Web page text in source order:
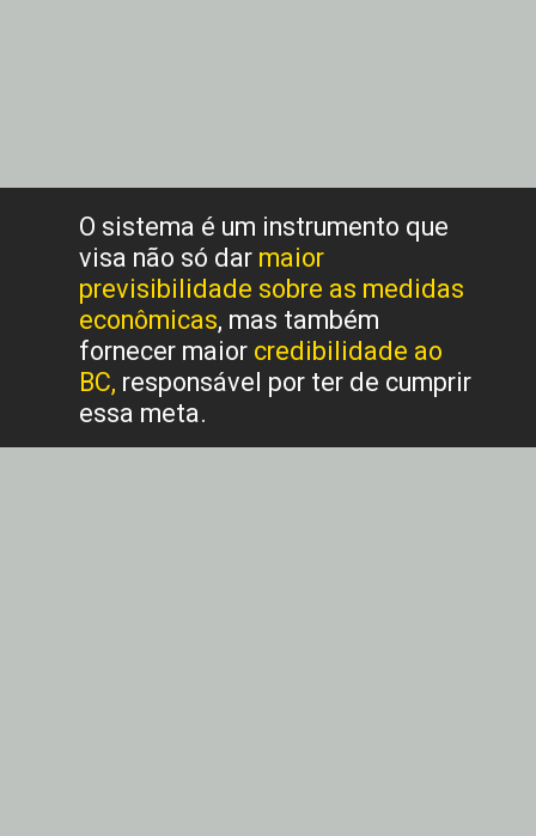
O sistema é um instrumento que
visa não só dar maior
previsibilidade sobre as medidas
econômicas, mas também
fornecer maior credibilidade ao
BC, responsável por ter de cumprir
essa meta.